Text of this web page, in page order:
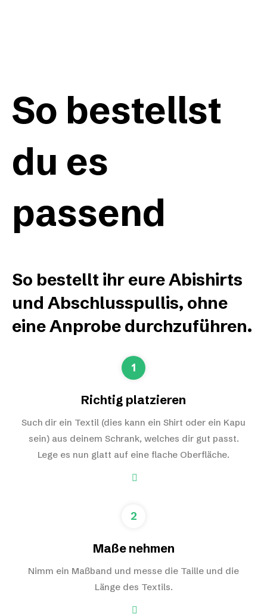
So bestellst
du es
passend
So bestellt ihr eure Abishirts
und Abschlusspullis, ohne
eine Anprobe durchzuführen.
1
Richtig platzieren
Such dir ein Textil (dies kann ein Shirt oder ein Kapu
sein) aus deinem Schrank, welches dir gut passt.
Lege es nun glatt auf eine flache Oberfläche.
2
Maße nehmen
Nimm ein Maßband und messe die Taille und die
Länge des Textils.